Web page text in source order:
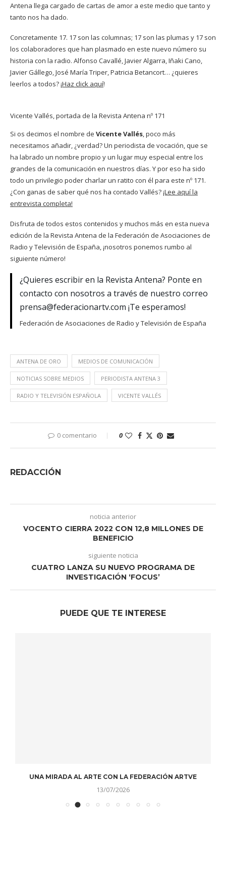
Antena llega cargado de cartas de amor a este medio que tanto y
tanto nos ha dado.
Concretamente 17. 17 son las columnas; 17 son las plumas y 17 son
los colaboradores que han plasmado en este nuevo número su
historia con la radio. Alfonso Cavallé, Javier Algarra, Iñaki Cano,
Javier Gállego, José María Triper, Patricia Betancort… ¿quieres
leerlos a todos? ¡Haz click aquí!
Vicente Vallés, portada de la Revista Antena nº 171
Si os decimos el nombre de Vicente Vallés, poco más
necesitamos añadir, ¿verdad? Un periodista de vocación, que se
ha labrado un nombre propio y un lugar muy especial entre los
grandes de la comunicación en nuestros días. Y por eso ha sido
todo un privilegio poder charlar un ratito con él para este nº 171.
¿Con ganas de saber qué nos ha contado Vallés?¡Lee aquí la
entrevista completa!
Disfruta de todos estos contenidos y muchos más en esta nueva
edición de la Revista Antena de la Federación de Asociaciones de
Radio y Televisión de España, ¡nosotros ponemos rumbo al
siguiente número!
¿Quieres escribir en la Revista Antena? Ponte en
contacto con nosotros a través de nuestro correo
prensa@federacionartv.com ¡Te esperamos!
Federación de Asociaciones de Radio y Televisión de España
ANTENA DE ORO MEDIOS DE COMUNICACIÓN
NOTICIAS SOBRE MEDIOS PERIODISTA ANTENA 3
RADIO Y TELEVISIÓN ESPAÑOLA VICENTE VALLÉS
0 comentario 0
REDACCIÓN
noticia anterior
VOCENTO CIERRA 2022 CON 12,8 MILLONES DE
BENEFICIO
siguiente noticia
CUATRO LANZA SU NUEVO PROGRAMA DE
INVESTIGACIÓN ‘FOCUS’
PUEDE QUE TE INTERESE
UNA MIRADA AL ARTE CON LA FEDERACIÓN ARTVE
13/07/2026